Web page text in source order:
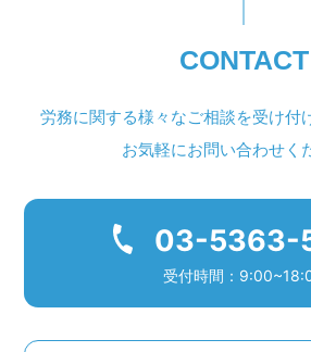
CONTACT
労務に関する様々なご相談を受け付
お気軽にお問い合わせく
03-5363-
受付時間：